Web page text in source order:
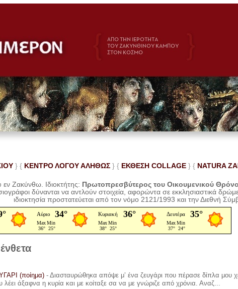
} { ΚΕΝΤΡΟ ΛΟΓΟΥ ΑΛΗΘΩΣ } { ΕΚΘΕΣΗ COLLAGE }{ NATURA
Ζακύνθω. Ιδιοκτήτης: Πρωτοπρεσβύτερος του Οικουμενικού
δύνανται να αντλούν στοιχεία, αφορώντα σε εκκλησιαστικά
ιδιοκτησία προστατεύεται από τον νόμο 2121/1993 και την Διεθνή
(ποίημα) - Διασταυρώθηκα απόψε μ’ ένα ζευγάρι που πέρασε δίπλα μου
άξαφνα η κυρία και με κοίταξε σα να με γνώριζε από χρόνια. Αναζ...